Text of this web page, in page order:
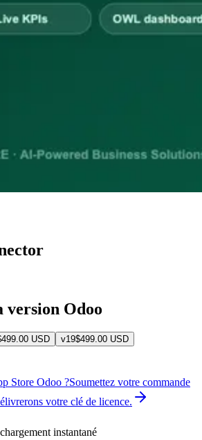
version Odoo
499.00 USD v19$499.00 USD
Store Odoo ?Soumettez votre commande
votre clé de licence.
instantané